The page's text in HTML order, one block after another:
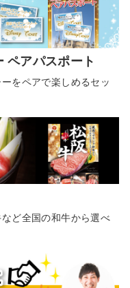
ペアパスポート
をペアで楽しめるセッ
ど全国の和牛から選べ